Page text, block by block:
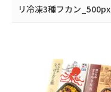
リ冷凍3種フカン_500px